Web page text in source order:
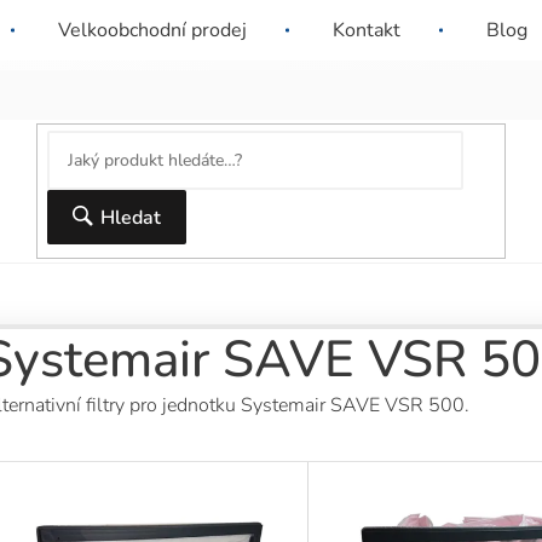
firma nebo SVJ? Dejte nám o sobě vědět a
dostanete nabídku šitou na míru.
Sleva 10% pro
nad 6000 Kč.
Hledat
Velkoobchodní prodej Kontakt Blog
SAVE VSR
filtry pro jednotku Systemair SAVE VSR 500.